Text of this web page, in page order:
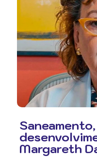
Margareth